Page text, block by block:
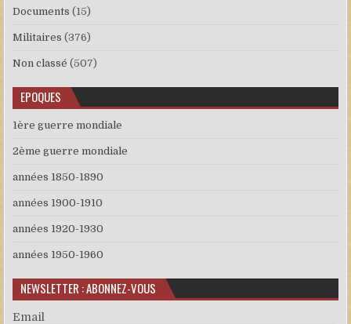
Documents (15)
Militaires (376)
Non classé (507)
EPOQUES
1ère guerre mondiale
2ème guerre mondiale
années 1850-1890
années 1900-1910
années 1920-1930
années 1950-1960
NEWSLETTER : ABONNEZ-VOUS
Email